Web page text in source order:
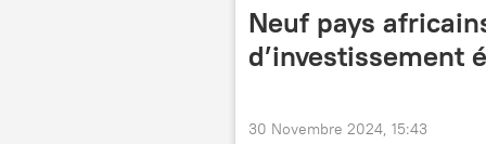
Neuf pays
d’investissement
30 Novembre 2024, 15:43